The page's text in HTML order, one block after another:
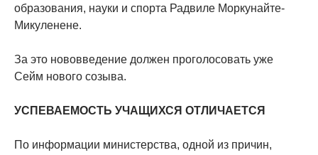
образования, науки и спорта Радвиле Моркунайте-
Микуленене.
За это нововведение должен проголосовать уже
Сейм нового созыва.
УСПЕВАЕМОСТЬ УЧАЩИХСЯ ОТЛИЧАЕТСЯ
По информации министерства, одной из причин,